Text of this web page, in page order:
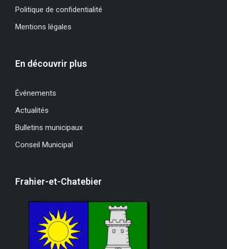
Politique de confidentialité
Mentions légales
En découvrir plus
Événements
Actualités
Bulletins municipaux
Conseil Municipal
Frahier-et-Chatebier